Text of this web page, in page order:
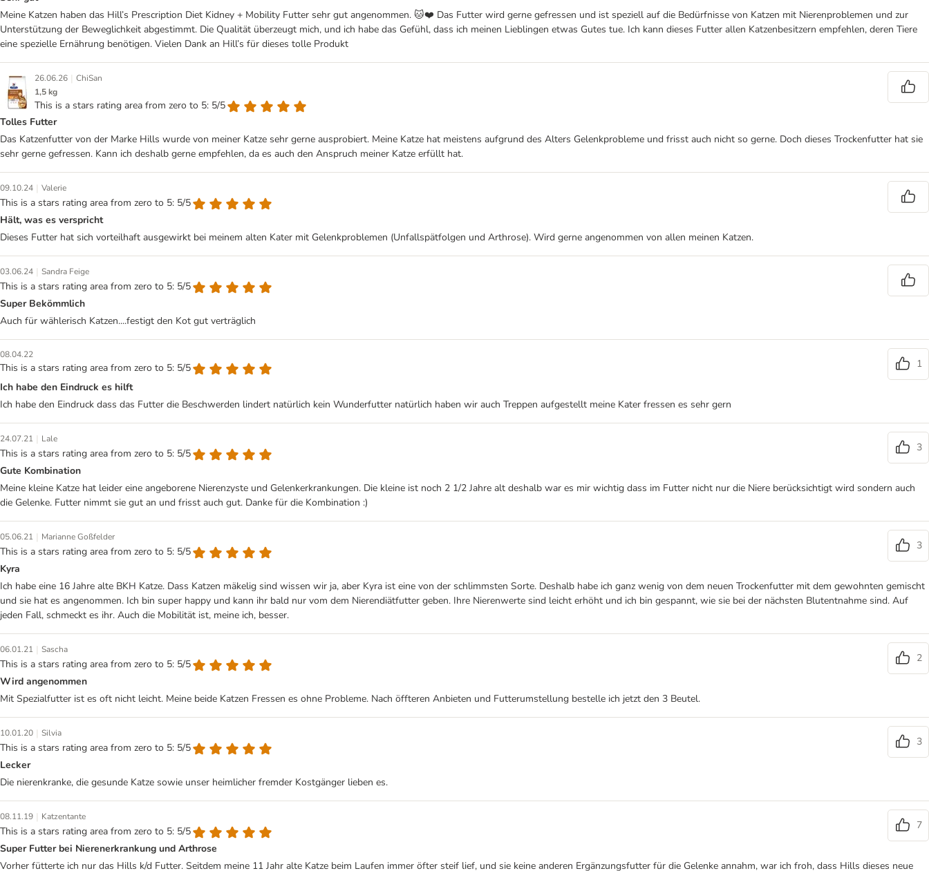
Meine Katzen haben das Hill’s Prescription Diet Kidney + Mobility Futter sehr gut angenommen. 🐱❤️ Das Futter wird gerne gefressen und ist speziell auf die Bedürfnisse von Katzen mit Nierenproblemen und zur
Unterstützung der Beweglichkeit abgestimmt. Die Qualität überzeugt mich, und ich habe das Gefühl, dass ich meinen Lieblingen etwas Gutes tue. Ich kann dieses Futter allen Katzenbesitzern empfehlen, deren Tiere
eine spezielle Ernährung benötigen. Vielen Dank an Hill’s für dieses tolle Produkt
26.06.26 | ChiSan
1,5 kg
This is a stars rating area from zero to 5: 5/5
Tolles Futter
Das Katzenfutter von der Marke Hills wurde von meiner Katze sehr gerne ausprobiert. Meine Katze hat meistens aufgrund des Alters Gelenkprobleme und frisst auch nicht so gerne. Doch dieses Trockenfutter hat sie
sehr gerne gefressen. Kann ich deshalb gerne empfehlen, da es auch den Anspruch meiner Katze erfüllt hat.
09.10.24 | Valerie
This is a stars rating area from zero to 5: 5/5
Hält, was es verspricht
Dieses Futter hat sich vorteilhaft ausgewirkt bei meinem alten Kater mit Gelenkproblemen (Unfallspätfolgen und Arthrose). Wird gerne angenommen von allen meinen Katzen.
03.06.24 | Sandra Feige
This is a stars rating area from zero to 5: 5/5
Super Bekömmlich
Auch für wählerisch Katzen....festigt den Kot gut verträglich
08.04.22
This is a stars rating area from zero to 5: 5/5
1
Ich habe den Eindruck es hilft
Ich habe den Eindruck dass das Futter die Beschwerden lindert natürlich kein Wunderfutter natürlich haben wir auch Treppen aufgestellt meine Kater fressen es sehr gern
24.07.21 | Lale
This is a stars rating area from zero to 5: 5/5
3
Gute Kombination
Meine kleine Katze hat leider eine angeborene Nierenzyste und Gelenkerkrankungen. Die kleine ist noch 2 1/2 Jahre alt deshalb war es mir wichtig dass im Futter nicht nur die Niere berücksichtigt wird sondern auch
die Gelenke. Futter nimmt sie gut an und frisst auch gut. Danke für die Kombination :)
05.06.21 | Marianne Goßfelder
This is a stars rating area from zero to 5: 5/5
3
Kyra
Ich habe eine 16 Jahre alte BKH Katze. Dass Katzen mäkelig sind wissen wir ja, aber Kyra ist eine von der schlimmsten Sorte. Deshalb habe ich ganz wenig von dem neuen Trockenfutter mit dem gewohnten gemischt
und sie hat es angenommen. Ich bin super happy und kann ihr bald nur vom dem Nierendiätfutter geben. Ihre Nierenwerte sind leicht erhöht und ich bin gespannt, wie sie bei der nächsten Blutentnahme sind. Auf
jeden Fall, schmeckt es ihr. Auch die Mobilität ist, meine ich, besser.
06.01.21 | Sascha
This is a stars rating area from zero to 5: 5/5
2
Wird angenommen
Mit Spezialfutter ist es oft nicht leicht. Meine beide Katzen Fressen es ohne Probleme. Nach öffteren Anbieten und Futterumstellung bestelle ich jetzt den 3 Beutel.
10.01.20 | Silvia
This is a stars rating area from zero to 5: 5/5
3
Lecker
Die nierenkranke, die gesunde Katze sowie unser heimlicher fremder Kostgänger lieben es.
08.11.19 | Katzentante
This is a stars rating area from zero to 5: 5/5
7
Super Futter bei Nierenerkrankung und Arthrose
Vorher fütterte ich nur das Hills k/d Futter. Seitdem meine 11 Jahr alte Katze beim Laufen immer öfter steif lief, und sie keine anderen Ergänzungsfutter für die Gelenke annahm, war ich froh, dass Hills dieses neue